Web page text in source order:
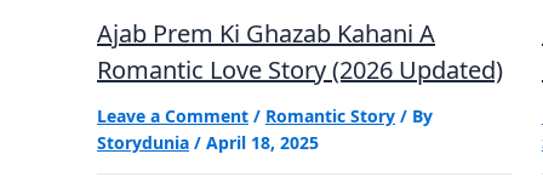
Ajab Prem Ki Ghazab Kahani A
Romantic Love Story (2026 Updated)
Leave a Comment / Romantic Story / By
Storydunia / April 18, 2025